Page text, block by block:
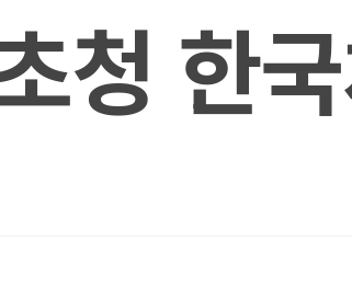
청 한